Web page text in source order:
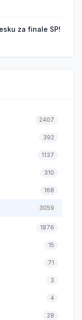
za finale SP!
2407
392
1137
310
168
3059
1876
15
71
3
4
28